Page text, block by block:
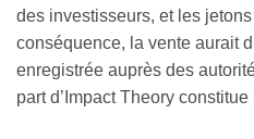
des investisseurs, et les
conséquence, la vente aurait
enregistrée auprès des
part d’Impact Theory